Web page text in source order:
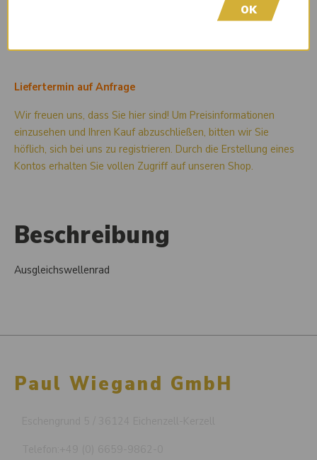
Liefertermin auf Anfrage
Wir freuen uns, dass Sie hier sind! Um Preisinformationen
einzusehen und Ihren Kauf abzuschließen, bitten wir Sie
höflich, sich bei uns zu registrieren. Durch die Erstellung eines
Kontos erhalten Sie vollen Zugriff auf unseren Shop.
Beschreibung
Ausgleichswellenrad
Paul Wiegand GmbH
OK